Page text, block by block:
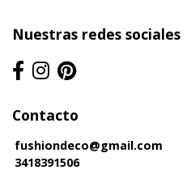
Nuestras redes sociales
Contacto
fushiondeco@gmail.com
3418391506